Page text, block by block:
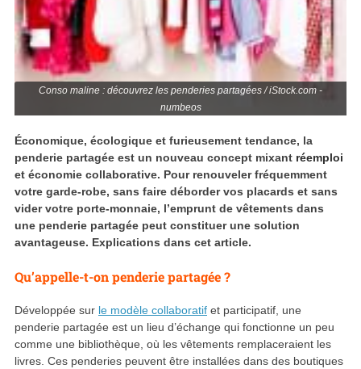
Conso maline : découvrez les penderies partagées / iStock.com -
numbeos
Économique, écologique et furieusement tendance, la
penderie partagée est un nouveau concept mixant réemploi
et économie collaborative. Pour renouveler fréquemment
votre garde-robe, sans faire déborder vos placards et sans
vider votre porte-monnaie, l’emprunt de vêtements dans
une penderie partagée peut constituer une solution
avantageuse. Explications dans cet article.
Qu’appelle-t-on penderie partagée ?
Développée sur le modèle collaboratif et participatif, une
penderie partagée est un lieu d’échange qui fonctionne un peu
comme une bibliothèque, où les vêtements remplaceraient les
livres. Ces penderies peuvent être installées dans des boutiques